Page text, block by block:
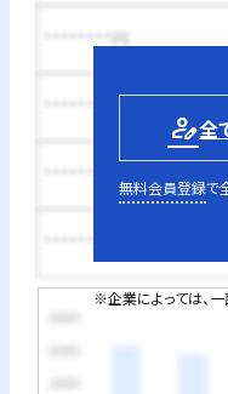
********円
********円
person_edit全
無料会員登録で
※企業によっては、